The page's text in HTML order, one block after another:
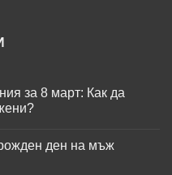
за 8 март: Как да
ден на мъж